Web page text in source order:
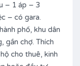
– 1 áp – 3
– có gara.
phố, khu dân
gần chợ. Thích
cho thuê, kinh